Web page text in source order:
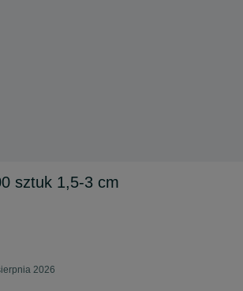
sztuk 1,5-3 cm
2026